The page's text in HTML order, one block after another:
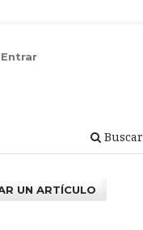
Buscar
Entrar
UN ARTÍCULO